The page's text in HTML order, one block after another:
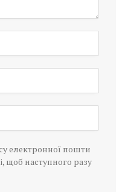
електронної пошти
щоб наступного разу